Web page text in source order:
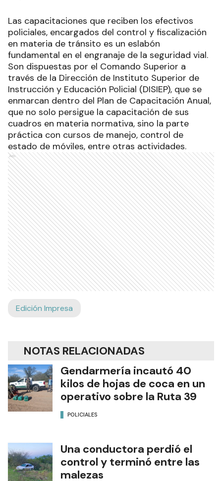
Las capacitaciones que reciben los efectivos
policiales, encargados del control y fiscalización
en materia de tránsito es un eslabón
fundamental en el engranaje de la seguridad vial.
Son dispuestas por el Comando Superior a
través de la Dirección de Instituto Superior de
Instrucción y Educación Policial (DISIEP), que se
enmarcan dentro del Plan de Capacitación Anual,
que no solo persigue la capacitación de sus
cuadros en materia normativa, sino la parte
práctica con cursos de manejo, control de
estado de móviles, entre otras actividades.
Ads
Edición Impresa
NOTAS RELACIONADAS
Gendarmería incautó 40
kilos de hojas de coca en un
operativo sobre la Ruta 39
POLICIALES
Una conductora perdió el
control y terminó entre las
malezas